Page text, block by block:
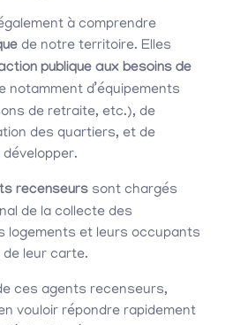
à comprendre
de notre territoire. Elles
publique aux besoins de
notamment d’équipements
de retraite, etc.), de
des quartiers, et de
recenseurs sont chargés
de la collecte des
logements et leurs occupants
leur carte.
ces agents recenseurs,
vouloir répondre rapidement